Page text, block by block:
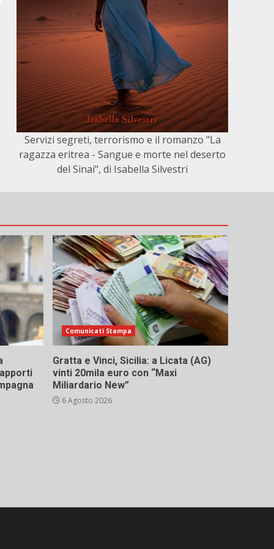
Servizi segreti, terrorismo e il romanzo "La
ragazza eritrea - Sangue e morte nel deserto
del Sinai", di Isabella Silvestri
Comunicati Stampa
Gratta e Vinci, Sicilia: a Licata (AG)
vinti 20mila euro con “Maxi
Miliardario New”
6 Agosto 2026